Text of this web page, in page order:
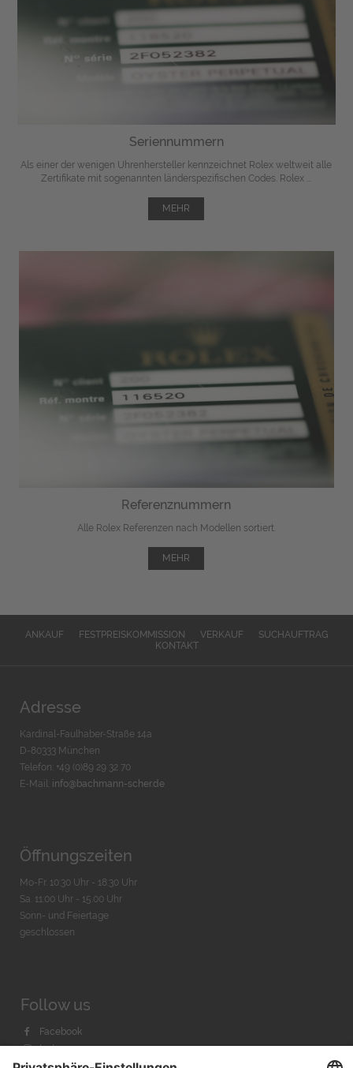
Seriennummern
Als einer der wenigen Uhrenhersteller kennzeichnet Rolex weltweit alle
Zertifikate mit sogenannten länderspezifischen Codes. Rolex ...
MEHR
Referenznummern
Alle Rolex Referenzen nach Modellen sortiert.
MEHR
ANKAUF FESTPREISKOMMISSION VERKAUF
SUCHAUFTRAG
KONTAKT
Adresse
Kardinal-Faulhaber-Straße 14a
D-80333 München
Telefon: +49 (0)89 29 32 70
E-Mail: info@bachmann-scher.de
Öffnungszeiten
Mo-Fr. 10:30 Uhr - 18:30 Uhr
Sa. 11:00 Uhr - 15.00 Uhr
Sonn- und Feiertage
geschlossen
Follow us
Facebook
Instagram
Youtube